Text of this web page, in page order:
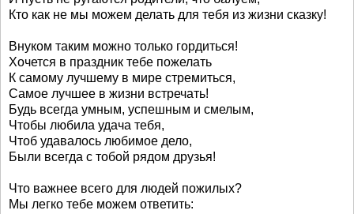
Кто как не мы можем делать для тебя из жизни сказку!
Внуком таким можно только гордиться!
Хочется в праздник тебе пожелать
К самому лучшему в мире стремиться,
Самое лучшее в жизни встречать!
Будь всегда умным, успешным и смелым,
Чтобы любила удача тебя,
Чтоб удавалось любимое дело,
Были всегда с тобой рядом друзья!
Что важнее всего для людей пожилых?
Мы легко тебе можем ответить: